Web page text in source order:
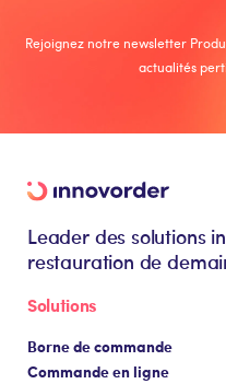
Rejoignez notre newsletter
actualités
Leader des solutions
restauration de
Solutions
Borne de commande
Commande en ligne